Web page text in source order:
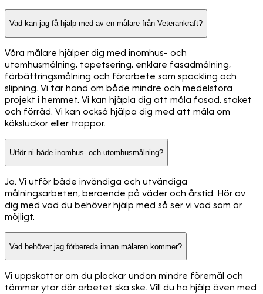
Vad kan jag få hjälp med av en målare från Veterankraft?
Våra målare hjälper dig med inomhus- och
utomhusmålning, tapetsering, enklare fasadmålning,
förbättringsmålning och förarbete som spackling och
slipning. Vi tar hand om både mindre och medelstora
projekt i hemmet. Vi kan hjäpla dig att måla fasad, staket
och förråd. Vi kan också hjälpa dig med att måla om
köksluckor eller trappor.
Utför ni både inomhus- och utomhusmålning?
Ja. Vi utför både invändiga och utvändiga
målningsarbeten, beroende på väder och årstid. Hör av
dig med vad du behöver hjälp med så ser vi vad som är
möjligt.
Vad behöver jag förbereda innan målaren kommer?
Vi uppskattar om du plockar undan mindre föremål och
tömmer ytor där arbetet ska ske. Vill du ha hjälp även med